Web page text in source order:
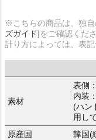
※こちらの商品は、独
ズガイド]をご確認くださ
計り方によっては、表
素材
表側
内装
(ハン
用し
原産国
韓国(